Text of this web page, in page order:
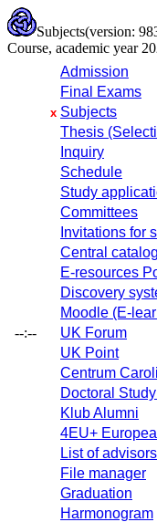
Subjects(version:
Course, academic year
--:--
Admission
Final Exams
x Subjects
Thesis
Inquiry
Schedule
Study
Committees
Invitations for
Central
E-resources
Discovery
Moodle (E-
UK Forum
UK Point
Centrum
Doctoral
Klub Alumni
4EU+
List of advisors
File manager
Graduation
Harmonogram